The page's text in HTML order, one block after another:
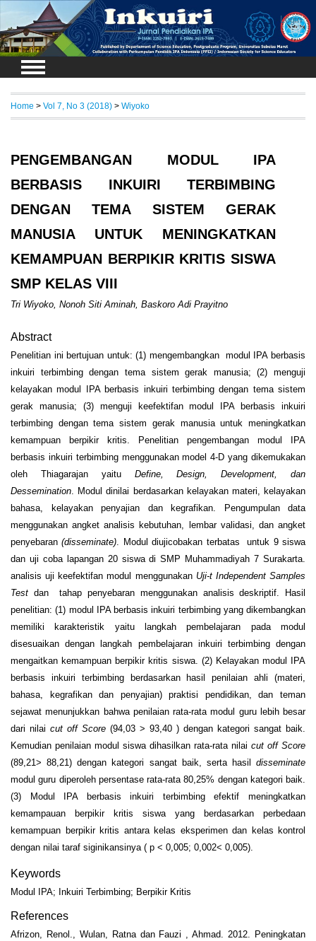
Login
Home > Vol 7, No 3 (2018) > Wiyoko
PENGEMBANGAN MODUL IPA
BERBASIS INKUIRI TERBIMBING
DENGAN TEMA SISTEM GERAK
MANUSIA UNTUK MENINGKATKAN
KEMAMPUAN BERPIKIR KRITIS SISWA
SMP KELAS VIII
Tri Wiyoko, Nonoh Siti Aminah, Baskoro Adi Prayitno
Abstract
Penelitian ini bertujuan untuk: (1) mengembangkan modul IPA berbasis
inkuiri terbimbing dengan tema sistem gerak manusia; (2) menguji
kelayakan modul IPA berbasis inkuiri terbimbing dengan tema sistem
gerak manusia; (3) menguji keefektifan modul IPA berbasis inkuiri
terbimbing dengan tema sistem gerak manusia untuk meningkatkan
kemampuan berpikir kritis. Penelitian pengembangan modul IPA
berbasis inkuiri terbimbing menggunakan model 4-D yang dikemukakan
oleh Thiagarajan yaitu Define, Design, Development, dan
Dessemination. Modul dinilai berdasarkan kelayakan materi, kelayakan
bahasa, kelayakan penyajian dan kegrafikan. Pengumpulan data
menggunakan angket analisis kebutuhan, lembar validasi, dan angket
penyebaran (disseminate). Modul diujicobakan terbatas untuk 9 siswa
dan uji coba lapangan 20 siswa di SMP Muhammadiyah 7 Surakarta.
analisis uji keefektifan modul menggunakan Uji-t Independent Samples
Test dan tahap penyebaran menggunakan analisis deskriptif. Hasil
penelitian: (1) modul IPA berbasis inkuiri terbimbing yang dikembangkan
memiliki karakteristik yaitu langkah pembelajaran pada modul
disesuaikan dengan langkah pembelajaran inkuiri terbimbing dengan
mengaitkan kemampuan berpikir kritis siswa. (2) Kelayakan modul IPA
berbasis inkuiri terbimbing berdasarkan hasil penilaian ahli (materi,
bahasa, kegrafikan dan penyajian) praktisi pendidikan, dan teman
sejawat menunjukkan bahwa penilaian rata-rata modul guru lebih besar
dari nilai cut off Score (94,03 > 93,40 ) dengan kategori sangat baik.
Kemudian penilaian modul siswa dihasilkan rata-rata nilai cut off Score
(89,21> 88,21) dengan kategori sangat baik, serta hasil disseminate
modul guru diperoleh persentase rata-rata 80,25% dengan kategori baik.
(3) Modul IPA berbasis inkuiri terbimbing efektif meningkatkan
kemampauan berpikir kritis siswa yang berdasarkan perbedaan
kemampuan berpikir kritis antara kelas eksperimen dan kelas kontrol
dengan nilai taraf siginikansinya ( p < 0,005; 0,002< 0,005).
Keywords
Modul IPA; Inkuiri Terbimbing; Berpikir Kritis
References
Afrizon, Renol., Wulan, Ratna dan Fauzi , Ahmad. 2012. Peningkatan